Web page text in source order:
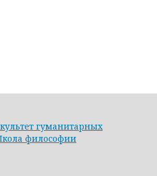
гуманитарных
философии